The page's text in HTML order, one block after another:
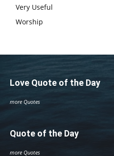
Very Useful
Worship
Love Quote of the Day
more Quotes
Quote of the Day
more Quotes